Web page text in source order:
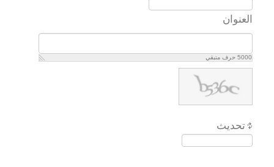
العنوان
5000 حرف متبقي
تحديث